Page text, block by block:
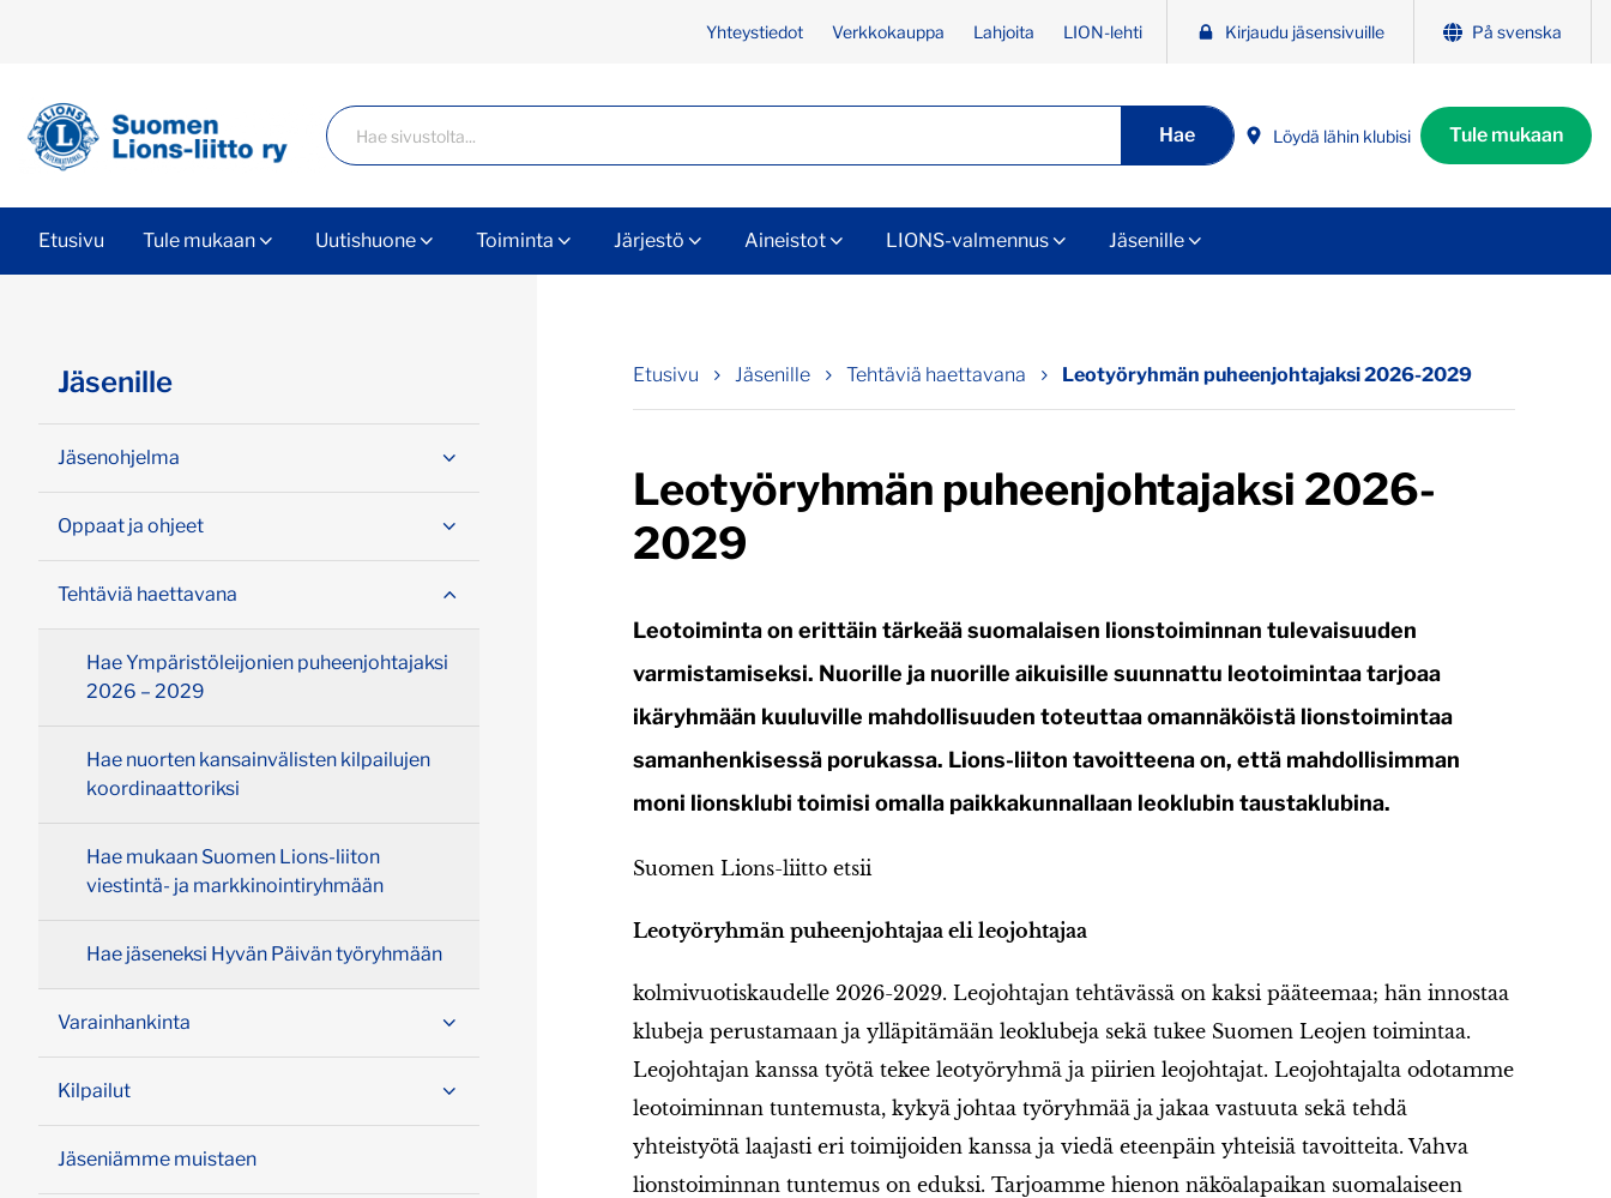
Yhteystiedot Verkkokauppa Lahjoita LION-lehti Kirjaudu jäsensivuille På svenska
Haku
Hae Löydä lähin klubisi Tule mukaan
Etusivu Tule mukaan Uutishuone Toiminta Järjestö Aineistot LIONS-valmennus Jäsenille
Etusivu Jäsenille Tehtäviä haettavana Leotyöryhmän puheenjohtajaksi 2026-2029
Leotyöryhmän puheenjohtajaksi 2026-
2029
Leotoiminta on erittäin tärkeää suomalaisen lionstoiminnan tulevaisuuden
varmistamiseksi. Nuorille ja nuorille aikuisille suunnattu leotoimintaa tarjoaa
ikäryhmään kuuluville mahdollisuuden toteuttaa omannäköistä lionstoimintaa
samanhenkisessä porukassa. Lions-liiton tavoitteena on, että mahdollisimman
moni lionsklubi toimisi omalla paikkakunnallaan leoklubin taustaklubina.
Suomen Lions-liitto etsii
Leotyöryhmän puheenjohtajaa eli leojohtajaa
kolmivuotiskaudelle 2026-2029. Leojohtajan tehtävässä on kaksi pääteemaa; hän innostaa
klubeja perustamaan ja ylläpitämään leoklubeja sekä tukee Suomen Leojen toimintaa.
Leojohtajan kanssa työtä tekee leotyöryhmä ja piirien leojohtajat. Leojohtajalta odotamme
leotoiminnan tuntemusta, kykyä johtaa työryhmää ja jakaa vastuuta sekä tehdä
yhteistyötä laajasti eri toimijoiden kanssa ja viedä eteenpäin yhteisiä tavoitteita. Vahva
lionstoiminnan tuntemus on eduksi. Tarjoamme hienon näköalapaikan suomalaiseen
Ohita valikko
Jäsenille
Jäsenohjelma
Oppaat ja ohjeet
Tehtäviä haettavana
Hae Ympäristöleijonien puheenjohtajaksi
2026 – 2029
Hae nuorten kansainvälisten kilpailujen
koordinaattoriksi
Hae mukaan Suomen Lions-liiton
viestintä- ja markkinointiryhmään
Hae jäseneksi Hyvän Päivän työryhmään
Varainhankinta
Kilpailut
Jäseniämme muistaen